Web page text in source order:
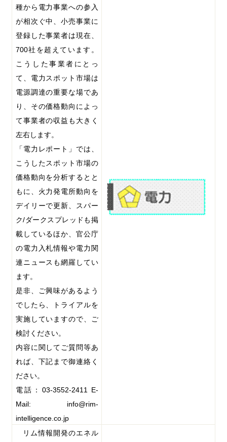
種から電力事業への参入
が相次ぐ中、小売事業に
登録した事業者は現在、
700社を超えています。
こうした事業者にとっ
て、電力スポット市場は
電源調達の重要な場であ
り、その価格動向によっ
て事業者の収益も大きく
左右します。
「電力レポート」では、
こうしたスポット市場の
価格動向を分析するとと
もに、火力発電所動向を
デイリーで更新、スパー
ク/ダークスプレッドも掲
載しているほか、官公庁
の電力入札情報や電力関
連ニュースも網羅してい
ます。
是非、ご興味があるよう
でしたら、トライアルを
実施していますので、ご
検討ください。
内容に関してご質問等あ
れば、下記まで御連絡く
ださい。
電話： 03-3552-2411
E-
Mail: info@rim-
intelligence.co.jp
リム情報開発のエネル